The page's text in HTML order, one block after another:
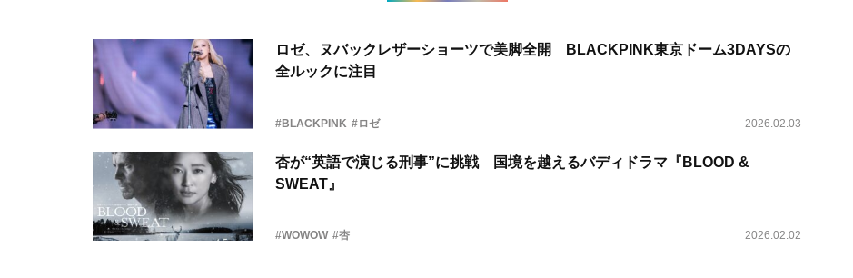
ロゼ、ヌバックレザーショーツで美脚全開 BLACKPINK東京ドーム3DAYSの
全ルックに注目
#BLACKPINK #ロゼ 2026.02.03
杏が“英語で演じる刑事”に挑戦 国境を越えるバディドラマ『BLOOD &
SWEAT』
#WOWOW #杏 2026.02.02